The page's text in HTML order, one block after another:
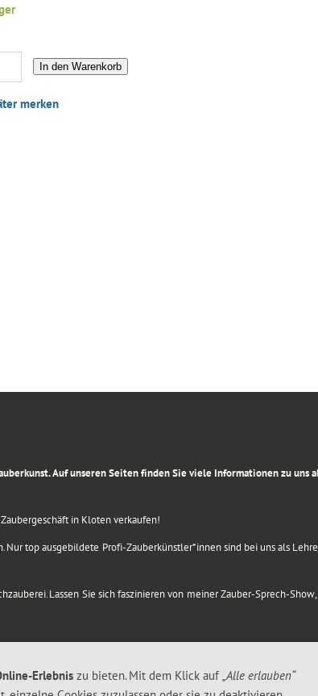
In den Warenkorb
merken
Auf unseren Seiten finden Sie viele Informationen zu uns
in Kloten verkaufen!
top ausgebildete Profi-Zauberkünstler*innen sind bei uns als
Lassen Sie sich faszinieren von meiner Zauber-Sprech-
Erlebnis zu bieten. Mit dem Klick auf „Alle erlauben“